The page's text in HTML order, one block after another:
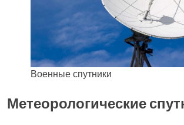
Военные спутники
Метеорологические